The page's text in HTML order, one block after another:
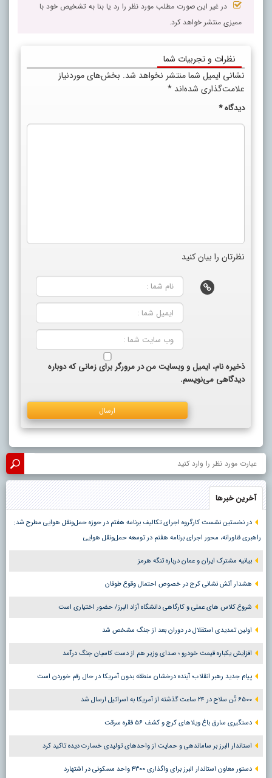
در غیر این صورت مطلب مورد نظر را رد یا بنا به تشخیص خود با
ممیزی منتشر خواهد کرد.
نظرات و تجربیات شما
نشانی ایمیل شما منتشر نخواهد شد. بخش‌های موردنیاز
علامت‌گذاری شده‌اند *
دیدگاه*
نظرتان را بیان کنید
ذخیره نام، ایمیل و وبسایت من در مرورگر برای زمانی که دوباره
دیدگاهی می‌نویسم.
آخرین خبرها
در نخستین نشست کارگروه اجرای تکالیف برنامه هفتم در حوزه حمل‌ونقل هوایی مطرح شد:
راهبری فناورانه، محور اجرای برنامه هفتم در توسعه حمل‌ونقل هوایی
بیانیه مشترک ایران و عمان درباره تنگه هرمز
هشدار آتش نشانی کرج در خصوص احتمال وقوع طوفان
شروع کلاس های عملی و کارگاهی دانشگاه آزاد البرز/ حضور اختیاری است
اولین تمدیدی استقلال در دوران بعد از جنگ مشخص شد
افزایش یکباره قیمت خودرو ؛ صدای وزیر هم از دست کاسبان جنگ درآمد
پیام جدید رهبر انقلاب؛ آینده درخشان منطقه بدون آمریکا در حال رقم خوردن است
۶۵۰۰ تُن سلاح در ۲۴ ساعت گذشته از آمریکا به اسرائیل ارسال شد
دستگیری سارق باغ ویلاهای کرج و کشف ۵۶ فقره سرقت
استاندار البرز بر ساماندهی و حمایت از واحدهای تولیدی خسارت دیده تاکید کرد
دستور معاون استاندار البرز برای واگذاری ۴۳۰۰ واحد مسکونی در اشتهارد